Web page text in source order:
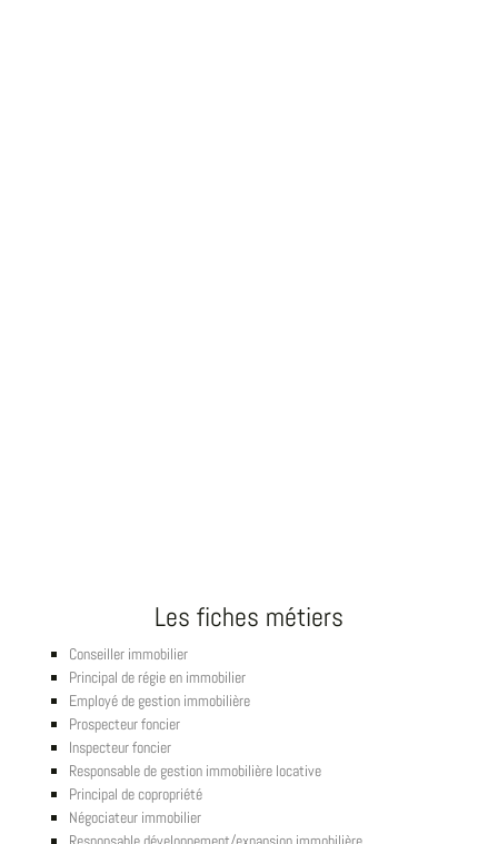
Les fiches métiers
Conseiller immobilier
Principal de régie en immobilier
Employé de gestion immobilière
Prospecteur foncier
Inspecteur foncier
Responsable de gestion immobilière locative
Principal de copropriété
Négociateur immobilier